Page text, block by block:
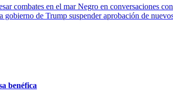
combates en el mar Negro en conversaciones
gobierno de Trump suspender aprobación de
benéfica